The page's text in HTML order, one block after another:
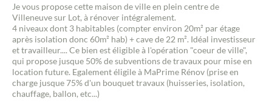
Je vous propose cette maison de ville en plein centre de
Villeneuve sur Lot, à rénover intégralement.
4 niveaux dont 3 habitables (compter environ 20m² par étage
après isolation donc 60m² hab) + cave de 22 m². Idéal investisseur
et travailleur.... Ce bien est éligible à l'opération "coeur de ville",
qui propose jusque 50% de subventions de travaux pour mise en
location future. Egalement éligile à MaPrime Rénov (prise en
charge jusque 75% d'un bouquet travaux (huisseries, isolation,
chauffage, ballon, etc...)